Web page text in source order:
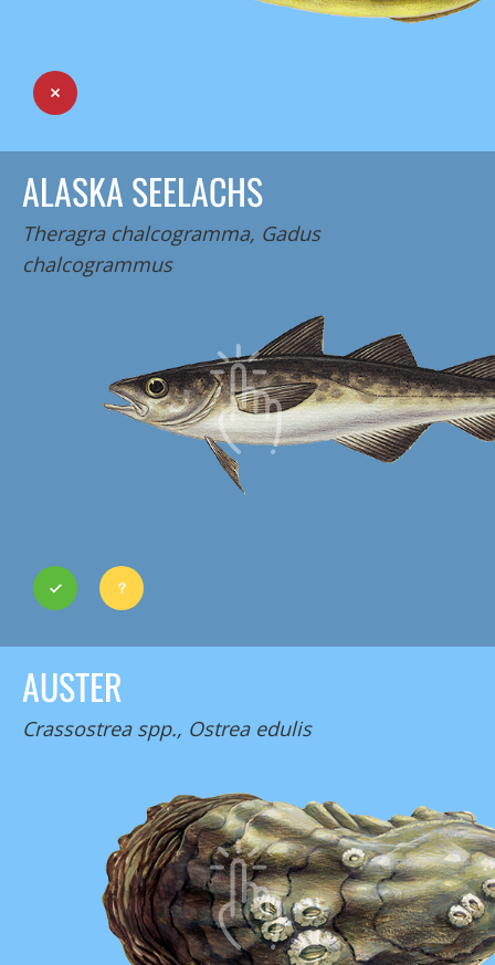
ALASKA SEELACHS
Theragra chalcogramma, Gadus
chalcogrammus
AUSTER
Crassostrea spp., Ostrea edulis